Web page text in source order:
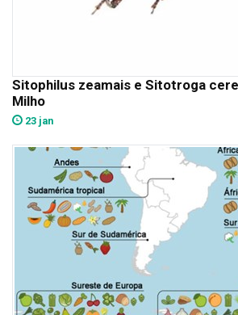
Sitophilus zeamais e Sitotroga
Milho
23 jan